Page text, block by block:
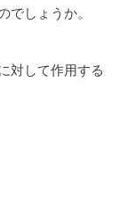
でしょうか。
対して作用する